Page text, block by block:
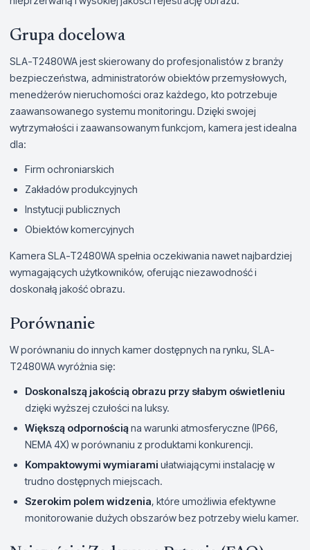
Grupa docelowa
SLA-T2480WA jest skierowany do profesjonalistów z branży
bezpieczeństwa, administratorów obiektów przemysłowych,
menedżerów nieruchomości oraz każdego, kto potrzebuje
zaawansowanego systemu monitoringu. Dzięki swojej
wytrzymałości i zaawansowanym funkcjom, kamera jest idealna
dla:
Firm ochroniarskich
Zakładów produkcyjnych
Instytucji publicznych
Obiektów komercyjnych
Kamera SLA-T2480WA spełnia oczekiwania nawet najbardziej
wymagających użytkowników, oferując niezawodność i
doskonałą jakość obrazu.
Porównanie
W porównaniu do innych kamer dostępnych na rynku, SLA-
T2480WA wyróżnia się:
Doskonalszą jakością obrazu przy słabym oświetleniu
dzięki wyższej czułości na luksy.
Większą odpornościąna warunki atmosferyczne (IP66,
NEMA 4X) w porównaniu z produktami konkurencji.
Kompaktowymi wymiarami ułatwiającymi instalację w
trudno dostępnych miejscach.
Szerokim polem widzenia, które umożliwia efektywne
monitorowanie dużych obszarów bez potrzeby wielu kamer.